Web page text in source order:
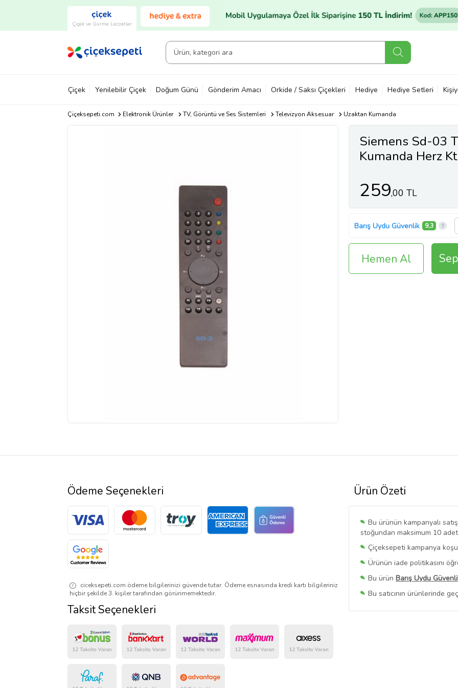
Çiçek ve Gurme Lezzetler
Çiçek Yenilebilir Çiçek Doğum Günü Gönderim Amacı Orkide / Saksı Çiçekleri Hediye Hediye Setleri
Çiçeksepeti.com Elektronik Ürünler TV, Görüntü ve Ses Sistemleri Televizyon Aksesuar Uzaktan Kumanda
Siemens Sd-03
Kumanda Herz
259,00 TL
Barış Uydu Güvenlik 9,3
Hemen Al
Ürün Özeti
Bu ürünün kampanyalı
stoğundan maksimum 10
Çiçeksepeti kampanya
Ürünün iade politikasını
Bu ürün Barış Uydu
Bu satıcının ürünlerinde
Bu SatıcınınTüm
Ödeme Seçenekleri
ciceksepeti.com ödeme bilgilerinizi güvende tutar. Ödeme esnasında kredi kartı bilgileriniz
hiçbir şekilde 3. kişiler tarafından görünmemektedir.
Taksit Seçenekleri